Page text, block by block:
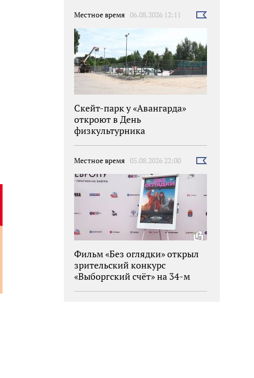
Местное время 06.08.2026 12:11
Выбрать
Скейт-парк у «Авангарда»
откроют в День
физкультурника
Местное время 05.08.2026 22:00
Выбрать
Фильм «Без оглядки» открыл
зрительский конкурс
«Выборгский счёт» на 34-м